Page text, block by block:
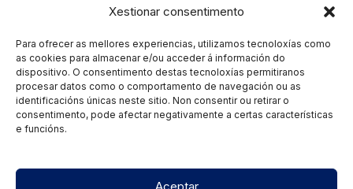
Xestionar consentimento
Para ofrecer as mellores experiencias, utilizamos tecnoloxías como
as cookies para almacenar e/ou acceder á información do
dispositivo. O consentimento destas tecnoloxías permitiranos
procesar datos como o comportamento de navegación ou as
identificacións únicas neste sitio. Non consentir ou retirar o
consentimento, pode afectar negativamente a certas características
e funcións.
Aceptar
NAS NUBES - REDRUM TEATRO
OS CONTOS DO LOBICÁN - REDRUM
TEATRO- 11 de Decembro de 2026 - 18:00
OS CONTOS DO LOBICÁN - REDRUM
TEATRO- 12 de Decembro de 2026 - 18:00
OS CONTOS DO LOBICÁN - REDRUM
TEATRO